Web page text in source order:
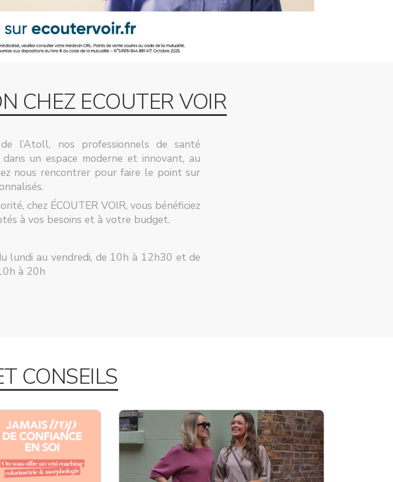
CHEZ ECOUTER VOIR
l’Atoll, nos professionnels de santé
un espace moderne et innovant, au
nous rencontrer pour faire le point sur
chez ÉCOUTER VOIR, vous bénéficiez
à vos besoins et à votre budget.
lundi au vendredi, de 10h à 12h30 et de
à 20h
CONSEILS